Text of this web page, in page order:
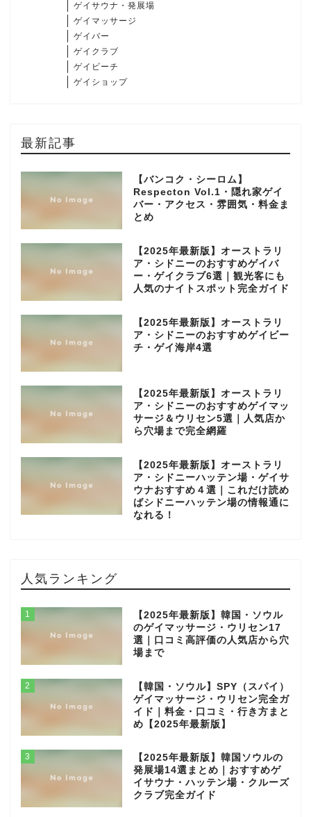
ゲイサウナ・発展場
ゲイマッサージ
ゲイバー
ゲイクラブ
ゲイビーチ
ゲイショップ
最新記事
【バンコク・シーロム】
Respecton Vol.1・隠れ家ゲイ
バー・アクセス・雰囲気・料金ま
とめ
【2025年最新版】オーストラリ
ア・シドニーのおすすめゲイバ
ー・ゲイクラブ6選｜観光客にも
人気のナイトスポット完全ガイド
【2025年最新版】オーストラリ
ア・シドニーのおすすめゲイビー
チ・ゲイ海岸4選
【2025年最新版】オーストラリ
ア・シドニーのおすすめゲイマッ
サージ＆ウリセン5選｜人気店か
ら穴場まで完全網羅
【2025年最新版】オーストラリ
ア・シドニーハッテン場・ゲイサ
ウナおすすめ４選｜これだけ読め
ばシドニーハッテン場の情報通に
なれる！
人気ランキング
1
【2025年最新版】韓国・ソウル
のゲイマッサージ・ウリセン17
選｜口コミ高評価の人気店から穴
場まで
2
【韓国・ソウル】SPY（スパイ）
ゲイマッサージ・ウリセン完全ガ
イド｜料金・口コミ・行き方まと
め【2025年最新版】
3
【2025年最新版】韓国ソウルの
発展場14選まとめ｜おすすめゲ
イサウナ・ハッテン場・クルーズ
クラブ完全ガイド